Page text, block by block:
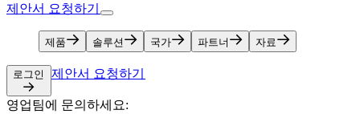
제안서 요청하기​​
제품​​ 솔루션​​ 국가​​ 파트너​​ 자료​​
로그인​​ 제안서 요청하기​​
영업팀에 문의하세요:​​